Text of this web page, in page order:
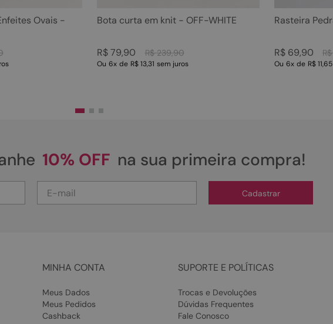
Ovais -
Bota curta em knit - OFF-WHITE
R$ 239,90
R$ 79,90
Ou 6x de R$ 13,31 sem juros
Rasteira
R$
R$ 69,90
Ou 6x de R$ 11,65
10% OFF na sua primeira compra!
Cadastrar
MINHA CONTA
Meus Dados
Meus Pedidos
Cashback
SUPORTE E POLÍTICAS
Trocas e Devoluções
Dúvidas Frequentes
Fale Conosco